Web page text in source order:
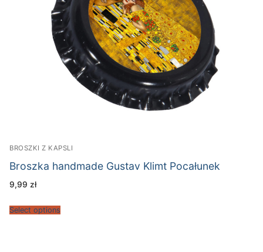
BROSZKI Z KAPSLI
Broszka handmade Gustav Klimt Pocałunek
9,99 zł
Select options